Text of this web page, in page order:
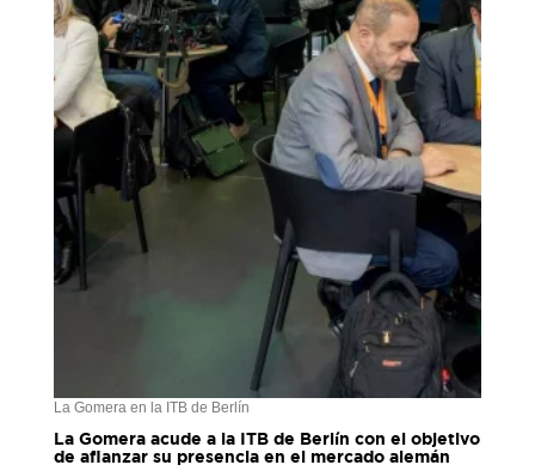
La Gomera en la ITB de Berlín
La Gomera acude a la ITB de Berlín con el objetivo
de afianzar su presencia en el mercado alemán